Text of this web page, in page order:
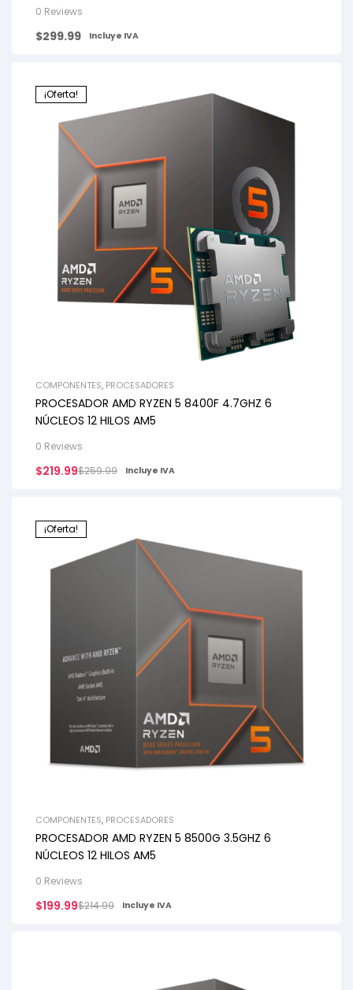
0 Reviews
$299.99 Incluye IVA
¡Oferta!
COMPONENTES, PROCESADORES
PROCESADOR AMD RYZEN 5 8400F 4.7GHZ 6
NÚCLEOS 12 HILOS AM5
0 Reviews
$259.99
$219.99 Incluye IVA
¡Oferta!
COMPONENTES, PROCESADORES
PROCESADOR AMD RYZEN 5 8500G 3.5GHZ 6
NÚCLEOS 12 HILOS AM5
0 Reviews
$214.99
$199.99 Incluye IVA